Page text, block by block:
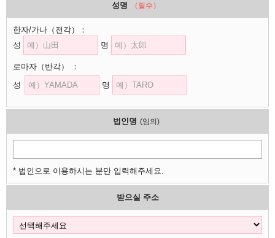
성명 （필수）
한자/가나 （전각）
：
성
명
로마자 （반각）
：
성
명
법인명 (임의)
* 법인으로 이용하시는 분만 입력해주세요.
받으실 주소